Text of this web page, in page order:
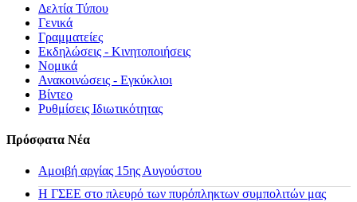
Δελτία Τύπου
Γενικά
Γραμματείες
Εκδηλώσεις - Κινητοποιήσεις
Νομικά
Ανακοινώσεις - Εγκύκλιοι
Βίντεο
Ρυθμίσεις Ιδιωτικότητας
Πρόσφατα Νέα
Αμοιβή αργίας 15ης Αυγούστου
H ΓΣΕΕ στο πλευρό των πυρόπληκτων συμπολιτών μας